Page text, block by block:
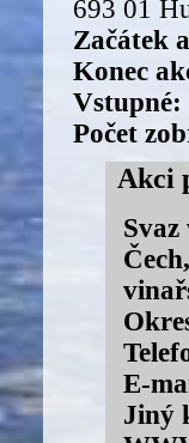
693 01
Začátek
Konec
Vstupné:
Počet
Akci
E-
Jiný